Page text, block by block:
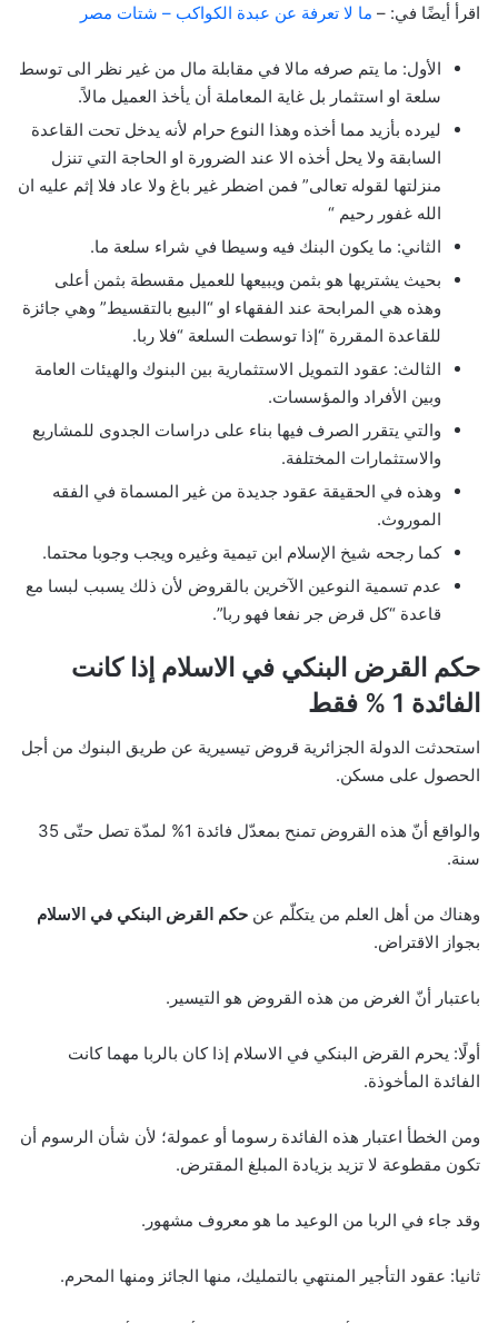
اقرأ أيضًا في: – ما لا تعرفة عن عبدة الكواكب – شتات مصر
الأول: ما يتم صرفه مالا في مقابلة مال من غير نظر الى توسط
سلعة او استثمار بل غاية المعاملة أن يأخذ العميل مالاً.
ليرده بأزيد مما أخذه وهذا النوع حرام لأنه يدخل تحت القاعدة
السابقة ولا يحل أخذه الا عند الضرورة او الحاجة التي تنزل
منزلتها لقوله تعالى” فمن اضطر غير باغ ولا عاد فلا إثم عليه ان
الله غفور رحيم “
الثاني: ما يكون البنك فيه وسيطا في شراء سلعة ما.
بحيث يشتريها هو بثمن ويبيعها للعميل مقسطة بثمن أعلى
وهذه هي المرابحة عند الفقهاء او “البيع بالتقسيط” وهي جائزة
للقاعدة المقررة “إذا توسطت السلعة “فلا ربا.
الثالث: عقود التمويل الاستثمارية بين البنوك والهيئات العامة
وبين الأفراد والمؤسسات.
والتي يتقرر الصرف فيها بناء على دراسات الجدوى للمشاريع
والاستثمارات المختلفة.
وهذه في الحقيقة عقود جديدة من غير المسماة في الفقه
الموروث.
كما رجحه شيخ الإسلام ابن تيمية وغيره ويجب وجوبا محتما.
عدم تسمية النوعين الآخرين بالقروض لأن ذلك يسبب لبسا مع
قاعدة “كل قرض جر نفعا فهو ربا”.
حكم القرض البنكي في الاسلام إذا كانت
الفائدة 1 % فقط
استحدثت الدولة الجزائرية قروض تيسيرية عن طريق البنوك من أجل
الحصول على مسكن.
والواقع أنّ هذه القروض تمنح بمعدّل فائدة 1% لمدّة تصل حتّى 35
سنة.
وهناك من أهل العلم من يتكلّم عن حكم القرض البنكي في الاسلام
بجواز الاقتراض.
باعتبار أنّ الغرض من هذه القروض هو التيسير.
أولًا: يحرم القرض البنكي في الاسلام إذا كان بالربا مهما كانت
الفائدة المأخوذة.
ومن الخطأ اعتبار هذه الفائدة رسوما أو عمولة؛ لأن شأن الرسوم أن
تكون مقطوعة لا تزيد بزيادة المبلغ المقترض.
وقد جاء في الربا من الوعيد ما هو معروف مشهور.
ثانيا: عقود التأجير المنتهي بالتمليك، منها الجائز ومنها المحرم.